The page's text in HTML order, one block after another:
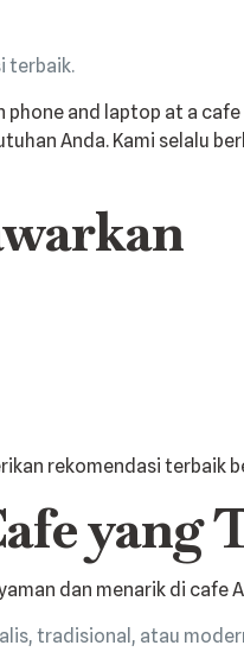
terbaik.
Anda. Kami selalu
rekomendasi terbaik
yang
dan menarik di
tradisional, atau